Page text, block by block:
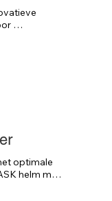
optimale
helm met